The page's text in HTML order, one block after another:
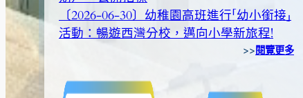
〔2026-06-30〕幼稚園高班進行「幼小銜接」
活動：暢遊西灣分校，邁向小學新旅程!
>>閱覽更多